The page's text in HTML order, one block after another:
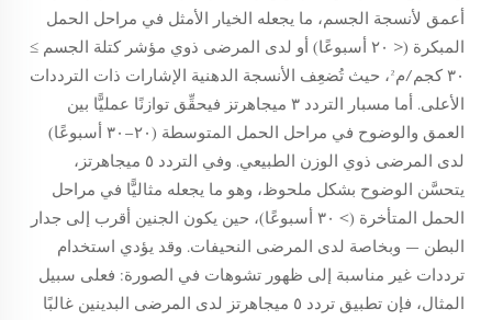
أعمق لأنسجة الجسم، ما يجعله الخيار الأمثل في مراحل الحمل
المبكرة (< ٢٠ أسبوعًا) أو لدى المرضى ذوي مؤشر كتلة الجسم ≥
٣٠ كجم/م²، حيث تُضعِف الأنسجة الدهنية الإشارات ذات الترددات
الأعلى. أما مسبار التردد ٣ ميجاهرتز فيحقِّق توازنًا عمليًّا بين
العمق والوضوح في مراحل الحمل المتوسطة (٢٠–٣٠ أسبوعًا)
لدى المرضى ذوي الوزن الطبيعي. وفي التردد ٥ ميجاهرتز،
يتحسَّن الوضوح بشكل ملحوظ، وهو ما يجعله مثاليًّا في مراحل
الحمل المتأخرة (> ٣٠ أسبوعًا)، حين يكون الجنين أقرب إلى جدار
البطن — وبخاصة لدى المرضى النحيفات. وقد يؤدي استخدام
ترددات غير مناسبة إلى ظهور تشوهات في الصورة: فعلى سبيل
المثال، فإن تطبيق تردد ٥ ميجاهرتز لدى المرضى البدينين غالبًا